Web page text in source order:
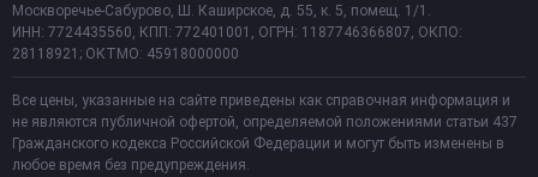
Москворечье-Сабурово, Ш. Каширское, д. 55, к. 5, помещ. 1/1.
ИНН: 7724435560, КПП: 772401001, ОГРН: 1187746366807, ОКПО:
28118921; ОКТМО: 45918000000
Все цены, указанные на сайте приведены как справочная информация и
не являются публичной офертой, определяемой положениями статьи 437
Гражданского кодекса Российской Федерации и могут быть изменены в
любое время без предупреждения.